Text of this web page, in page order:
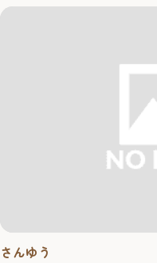
さんゆう